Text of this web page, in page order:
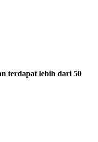
terdapat lebih dari 50